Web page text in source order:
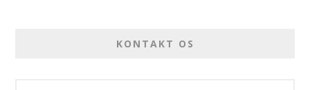
KONTAKT OS